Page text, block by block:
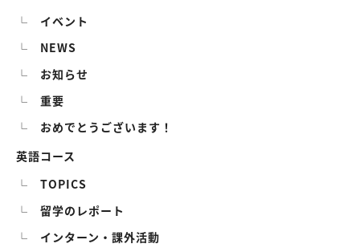
イベント
NEWS
お知らせ
重要
おめでとうございます！
英語コース
TOPICS
留学のレポート
インターン・課外活動